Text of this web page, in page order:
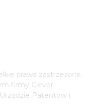
prawa zastrzeżone.
firmy Clever
Patentów i